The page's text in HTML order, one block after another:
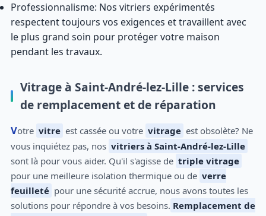
Professionnalisme: Nos vitriers expérimentés
respectent toujours vos exigences et travaillent avec
le plus grand soin pour protéger votre maison
pendant les travaux.
Vitrage à Saint-André-lez-Lille : services
de remplacement et de réparation
Votre vitre est cassée ou votre vitrage est obsolète? Ne
vous inquiétez pas, nos vitriers à Saint-André-lez-Lille
sont là pour vous aider. Qu'il s'agisse de triple vitrage
pour une meilleure isolation thermique ou de verre
feuilleté pour une sécurité accrue, nous avons toutes les
solutions pour répondre à vos besoins. Remplacement de